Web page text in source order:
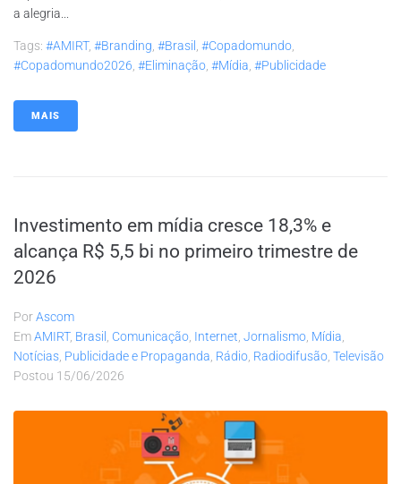
a alegria...
Tags: #AMIRT, #branding #brasil #copadomundo
#copadomundo2026 #eliminação #mídia #publicidade
MAIS
Investimento em mídia cresce 18,3% e
alcança R$ 5,5 bi no primeiro trimestre de
2026
PorAscom
EmAMIRT, Brasil Comunicação Internet Jornalismo Mídia
Notícias Publicidade e Propaganda Rádio Radiodifusão Televisão
Postou 15/06/2026